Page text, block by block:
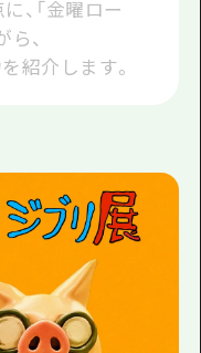
、「金曜ロー
、
紹介します。